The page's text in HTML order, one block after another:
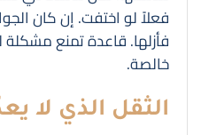
فعلاً لو اختفت. إن كان
فأزلها. قاعدة تمنع
خالصة.
الثقل الذي لا